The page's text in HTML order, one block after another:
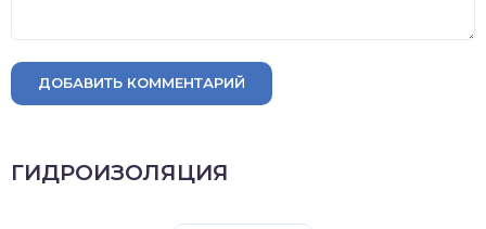
ДОБАВИТЬ КОММЕНТАРИЙ
ГИДРОИЗОЛЯЦИЯ